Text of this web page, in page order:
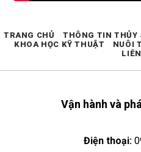
Vận hành và
Điện thoại:
TRANG CHỦ THÔNG TIN THỦY
KHOA HỌC KỸ THUẬT
NUÔI